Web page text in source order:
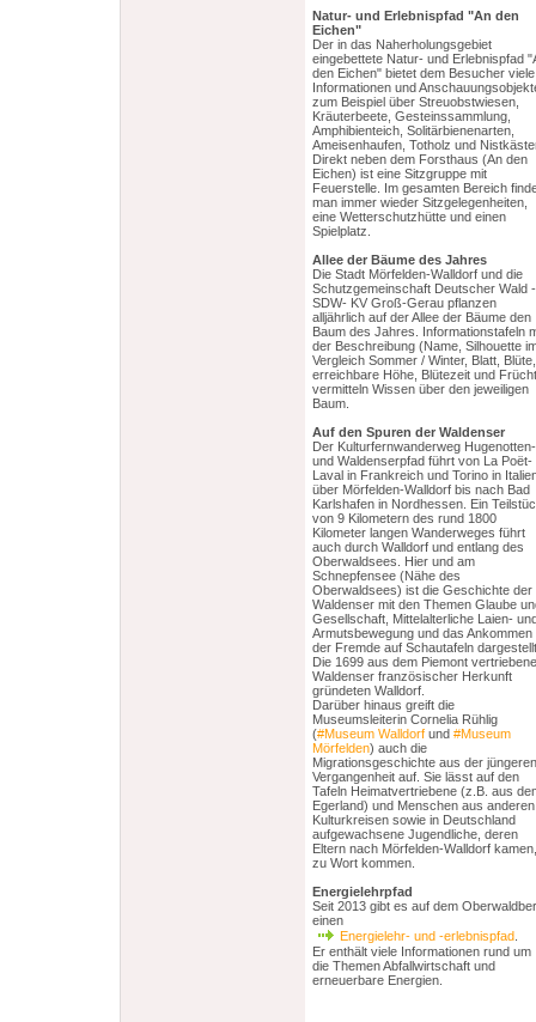
Natur- und Erlebnispfad "An den
Eichen"
Der in das Naherholungsgebiet
eingebettete Natur- und Erlebnispfad
den Eichen" bietet dem Besucher viele
Informationen und
zum Beispiel über Streuobstwiesen,
Kräuterbeete, Gesteinssammlung,
Amphibienteich, Solitärbienenarten,
Ameisenhaufen, Totholz und
Direkt neben dem Forsthaus (An den
Eichen) ist eine Sitzgruppe mit
Feuerstelle. Im gesamten Bereich
man immer wieder Sitzgelegenheiten,
eine Wetterschutzhütte und einen
Spielplatz.
Allee der Bäume des Jahres
Die Stadt Mörfelden-Walldorf und die
Schutzgemeinschaft Deutscher Wald -
SDW- KV Groß-Gerau pflanzen
alljährlich auf der Allee der Bäume den
Baum des Jahres. Informationstafeln
der Beschreibung (Name, Silhouette
Vergleich Sommer / Winter, Blatt, Blüte,
erreichbare Höhe, Blütezeit und
vermitteln Wissen über den jeweiligen
Baum.
Auf den Spuren der Waldenser
Der Kulturfernwanderweg Hugenotten-
und Waldenserpfad führt von La Poët-
Laval in Frankreich und Torino in
über Mörfelden-Walldorf bis nach Bad
Karlshafen in Nordhessen. Ein
von 9 Kilometern des rund 1800
Kilometer langen Wanderweges führt
auch durch Walldorf und entlang des
Oberwaldsees. Hier und am
Schnepfensee (Nähe des
Oberwaldsees) ist die Geschichte der
Waldenser mit den Themen Glaube
Gesellschaft, Mittelalterliche Laien-
Armutsbewegung und das Ankommen
der Fremde auf Schautafeln
Die 1699 aus dem Piemont vertriebene
Waldenser französischer Herkunft
gründeten Walldorf.
Darüber hinaus greift die
Museumsleiterin Cornelia Rühlig
(#Museum Walldorf und #Museum
Mörfelden) auch die
Migrationsgeschichte aus der jüngeren
Vergangenheit auf. Sie lässt auf den
Tafeln Heimatvertriebene (z.B. aus
Egerland) und Menschen aus anderen
Kulturkreisen sowie in Deutschland
aufgewachsene Jugendliche, deren
Eltern nach Mörfelden-Walldorf kamen,
zu Wort kommen.
Energielehrpfad
Seit 2013 gibt es auf dem
einen
Energielehr- und -erlebnispfad
Er enthält viele Informationen rund um
die Themen Abfallwirtschaft und
erneuerbare Energien.